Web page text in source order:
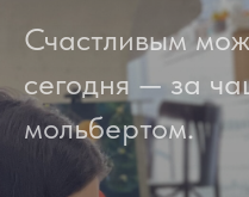
Счастливым
сегодня — за
мольбертом.